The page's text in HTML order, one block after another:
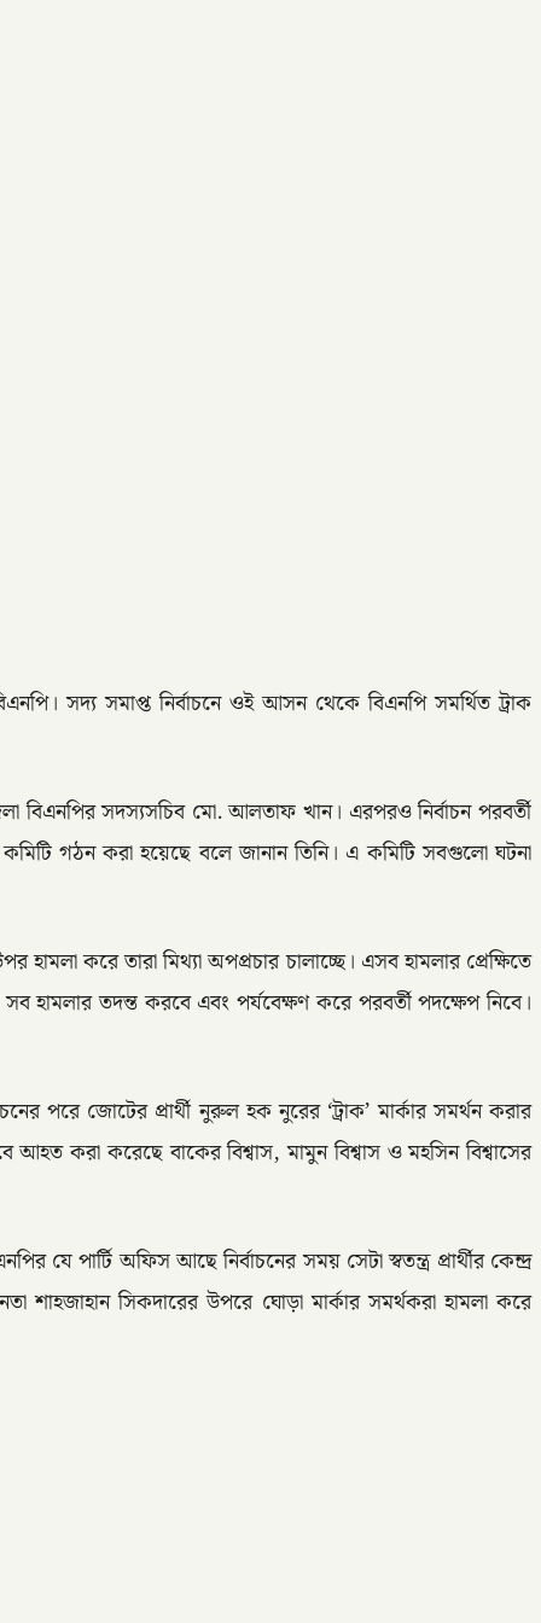
সদ্য সমাপ্ত নির্বাচনে ওই আসন থেকে বিএনপি সমর্থিত ট্রাক
বিএনপির সদস্যসচিব মো. আলতাফ খান। এরপরও নির্বাচন পরবর্তী
কমিটি গঠন করা হয়েছে বলে জানান তিনি। এ কমিটি সবগুলো ঘটনা
করে তারা মিথ্যা অপপ্রচার চালাচ্ছে। এসব হামলার প্রেক্ষিতে
হামলার তদন্ত করবে এবং পর্যবেক্ষণ করে পরবর্তী পদক্ষেপ নিবে।
পরে জোটের প্রার্থী নুরুল হক নুরের ‘ট্রাক’ মার্কার সমর্থন করার
আহত করা করেছে বাকের বিশ্বাস, মামুন বিশ্বাস ও মহসিন বিশ্বাসের
যে পার্টি অফিস আছে নির্বাচনের সময় সেটা স্বতন্ত্র প্রার্থীর কেন্দ্র
শাহজাহান সিকদারের উপরে ঘোড়া মার্কার সমর্থকরা হামলা করে